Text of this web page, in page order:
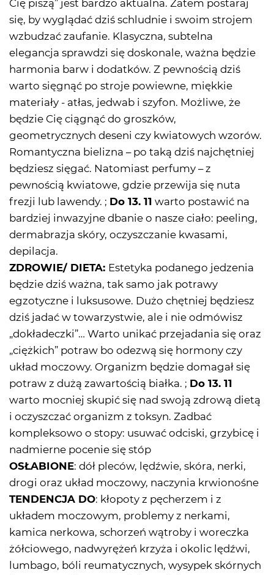
Cię piszą” jest bardzo aktualna. Zatem postaraj
się, by wyglądać dziś schludnie i swoim strojem
wzbudzać zaufanie. Klasyczna, subtelna
elegancja sprawdzi się doskonale, ważna będzie
harmonia barw i dodatków. Z pewnością dziś
warto sięgnąć po stroje powiewne, miękkie
materiały - atłas, jedwab i szyfon. Możliwe, że
będzie Cię ciągnąć do groszków,
geometrycznych deseni czy kwiatowych wzorów.
Romantyczna bielizna – po taką dziś najchętniej
będziesz sięgać. Natomiast perfumy – z
pewnością kwiatowe, gdzie przewija się nuta
frezji lub lawendy. ; Do 13. 11 warto postawić na
bardziej inwazyjne dbanie o nasze ciało: peeling,
dermabrazja skóry, oczyszczanie kwasami,
depilacja.
ZDROWIE/ DIETA: Estetyka podanego jedzenia
będzie dziś ważna, tak samo jak potrawy
egzotyczne i luksusowe. Dużo chętniej będziesz
dziś jadać w towarzystwie, ale i nie odmówisz
„dokładeczki”… Warto unikać przejadania się oraz
„ciężkich” potraw bo odezwą się hormony czy
układ moczowy. Organizm będzie domagał się
potraw z dużą zawartością białka. ; Do 13. 11
warto mocniej skupić się nad swoją zdrową dietą
i oczyszczać organizm z toksyn. Zadbać
kompleksowo o stopy: usuwać odciski, grzybicę i
nadmierne pocenie się stóp
OSŁABIONE: dół pleców, lędźwie, skóra, nerki,
drogi oraz układ moczowy, naczynia krwionośne
TENDENCJA DO: kłopoty z pęcherzem i z
układem moczowym, problemy z nerkami,
kamica nerkowa, schorzeń wątroby i woreczka
żółciowego, nadwyrężeń krzyża i okolic lędźwi,
lumbago, bóli reumatycznych, wysypek skórnych